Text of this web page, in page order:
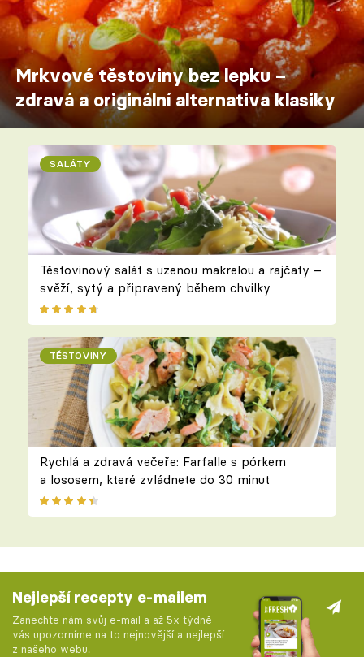
Mrkvové těstoviny bez lepku –
zdravá a originální alternativa klasiky
SALÁTY
Těstovinový salát s uzenou makrelou a rajčaty –
svěží, sytý a připravený během chvilky
TĚSTOVINY
Rychlá a zdravá večeře: Farfalle s pórkem
a lososem, které zvládnete do 30 minut
Nejlepší recepty e-mailem
Zanechte nám svůj e-mail a až 5x týdně
vás upozorníme na to nejnovější a nejlepší
z našeho webu.